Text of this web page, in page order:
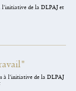
l'initiative de la DLPAJ et
à l'initiative de la DLPAJ